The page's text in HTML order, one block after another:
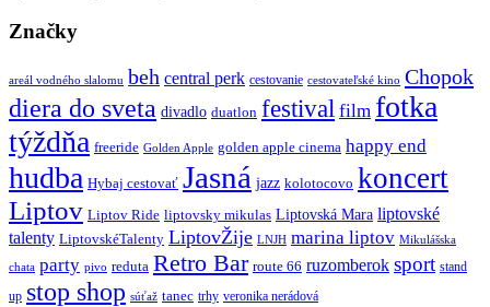
Značky
areál vodného slalomu beh central perk cestovanie cestovateľské kino Chopok
diera do sveta divadlo duatlon festival film fotka
týždňa freeride Golden Apple golden apple cinema happy end
hudba Hybaj cestovať Jasná jazz kolotocovo koncert
Liptov Liptov Ride liptovsky mikulas Liptovská Mara liptovské
talenty LiptovskéTalenty LiptovŽije LNJH marina liptov Mikulášska
chata party pivo reduta Retro Bar route 66 ruzomberok sport stand
up stop shop súťaž tanec trhy veronika nerádová